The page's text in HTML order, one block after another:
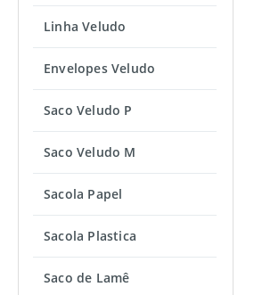
Linha Veludo
Envelopes Veludo
Saco Veludo P
Saco Veludo M
Sacola Papel
Sacola Plastica
Saco de Lamê